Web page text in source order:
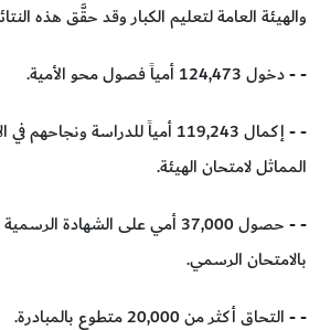
والهيئة العامة لتعليم الكبار وقد حقَّق هذه
- - دخول 124,473 أمياً فصول محو الأمية.
- - إكمال 119,243 أمياً للدراسة
المماثل لامتحان الهيئة.
- - حصول 37,000 أمي على الشهادة
بالامتحان الرسمي.
- - التحاق أكثر من 20,000 متطوع بالمبادرة.